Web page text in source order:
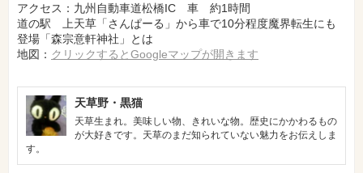
アクセス：九州自動車道松橋IC 車 約1時間
道の駅 上天草「さんぱーる」から車で10分程度魔界転生にも
登場「森宗意軒神社」とは
地図： クリックするとGoogleマップが開きます
天草野・黒猫
天草生まれ。美味しい物、きれいな物。歴史にかかわるもの
が大好きです。天草のまだ知られていない魅力をお伝えしま
す。